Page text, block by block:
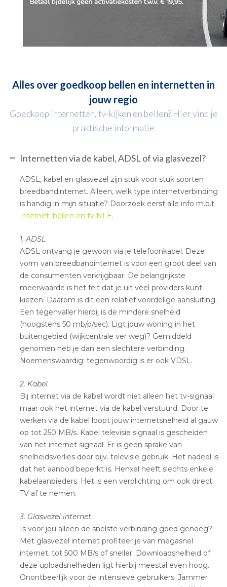
Alles over goedkoop bellen en internetten in
jouw regio
Goedkoop internetten, tv-kijken en bellen? Hier vind je
praktische informatie
Internetten via de kabel, ADSL of via glasvezel?
ADSL, kabel en glasvezel zijn stuk voor stuk soorten
breedbandinternet. Alleen, welk type internetverbinding
is handig in mijn situatie? Doorzoek eerst alle info m.b.t.
Internet, bellen en tv NLE.
1. ADSL
ADSL ontvang je gewoon via je telefoonkabel. Deze
vorm van breedbandinternet is voor een groot deel van
de consumenten verkrijgbaar. De belangrijkste
meerwaarde is het feit dat je uit veel providers kunt
kiezen. Daarom is dit een relatief voordelige aansluiting.
Een tegenvaller hierbij is de mindere snelheid
(hoogstens 50 mb/p/sec). Ligt jouw woning in het
buitengebied (wijkcentrale ver weg)? Gemiddeld
genomen heb je dan een slechtere verbinding.
Noemenswaardig: tegenwoordig is er ook VDSL.
2. Kabel
Bij internet via de kabel wordt niet alleen het tv-signaal
maar ook het internet via de kabel verstuurd. Door te
werken via de kabel loopt jouw internetsnelheid al gauw
op tot 250 MB/s. Kabel televisie signaal is gescheiden
van het internet signaal. Er is geen sprake van
snelheidsverlies door bijv. televisie gebruik. Het nadeel is
dat het aanbod beperkt is. Henxel heeft slechts enkele
kabelaanbieders. Het is een verplichting om ook direct
TV af te nemen.
3. Glasvezel internet
Is voor jou alleen de snelste verbinding goed genoeg?
Met glasvezel internet profiteer je van megasnel
internet, tot 500 MB/s of sneller. Downloadsnelheid of
deze uploadsnelheden ligt hierbij meestal even hoog.
Onontbeerlijk voor de intensieve gebruikers. Jammer